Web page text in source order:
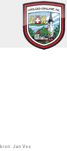
bron: Jan Vos